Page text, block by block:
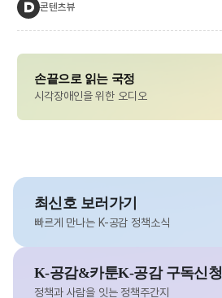
콘텐츠뷰
손끝으로 읽는 국정
시각장애인을 위한 오디오
최신호 보러가기
빠르게 만나는 K-공감 정책소식
K-공감&카툰K-공감 구독신청
정책과 사람을 잇는 정책주간지